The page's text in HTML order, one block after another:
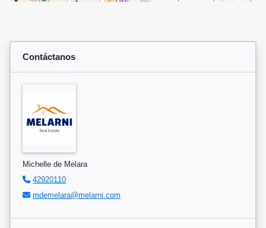
Contáctanos
Michelle de Melara
42920110
mdemelara@melarni.com